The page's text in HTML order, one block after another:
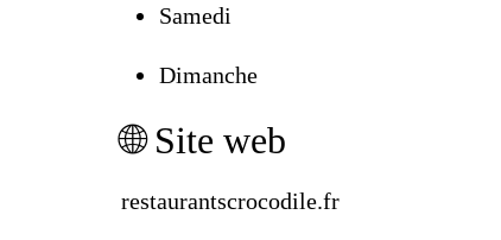
Samedi
Dimanche
🌐 Site web
restaurantscrocodile.fr